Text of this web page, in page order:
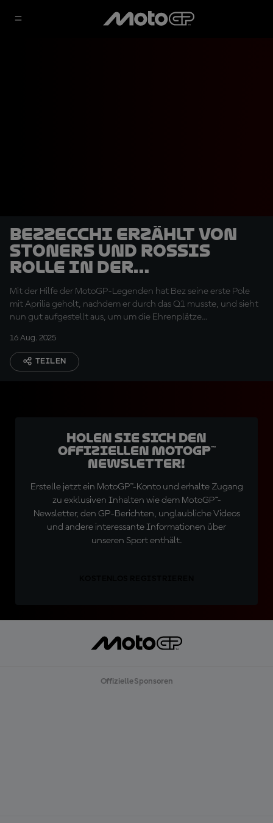
Bezzecchi erzählt von
Stoners und Rossis
Rolle in der
"Revolution" am
Samstag
Mit der Hilfe der MotoGP-Legenden hat Bez seine erste Pole
mit Aprilia geholt, nachdem er durch das Q1 musste, und sieht
nun gut aufgestellt aus, um um die Ehrenplätze
16 Aug. 2025
TEILEN
Holen Sie sich den
offiziellen MotoGP™
Newsletter!
Erstelle jetzt ein MotoGP™-Konto und erhalte Zugang
zu exklusiven Inhalten wie dem MotoGP™-
Newsletter, den GP-Berichten, unglaubliche Videos
und andere interessante Informationen über
unseren Sport enthält.
Offizielle Sponsoren